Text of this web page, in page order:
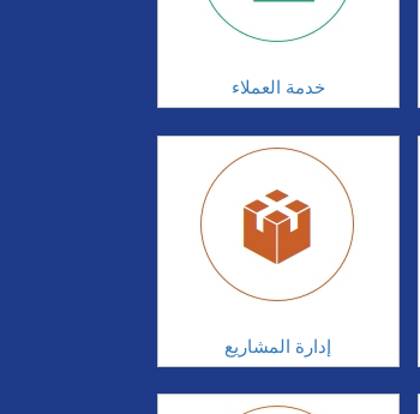
خدمة العملاء
إدارة المشاريع